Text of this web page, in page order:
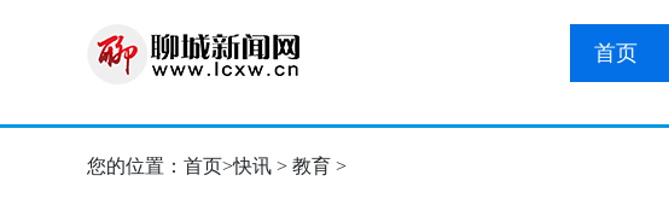
首页
您的位置： 首页>快讯 > 教育 >